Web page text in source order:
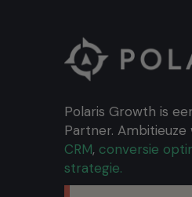
Polaris Growth is
Partner.
CRM, conversie
strategie.